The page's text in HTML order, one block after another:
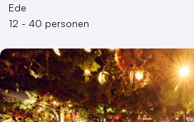
Ede
12 - 40 personen